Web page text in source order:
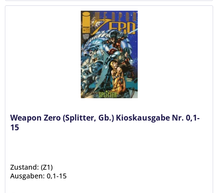
Weapon Zero (Splitter, Gb.) Kioskausgabe Nr. 0,1-
15
Zustand: (Z1)
Ausgaben: 0,1-15